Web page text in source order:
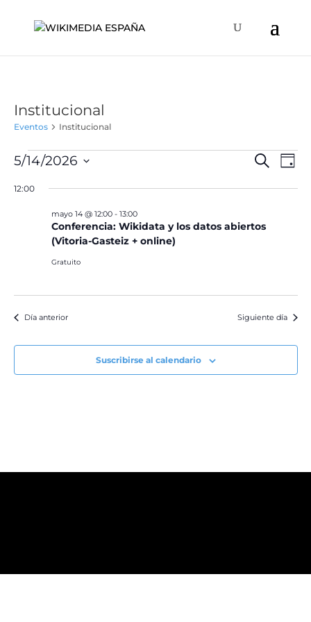
Institucional
Eventos Institucional
Eventos
mayo
2026
vistas
Buscar
de
Día
5/14/2026
la
12:00
Conferencia: Wikidata y los datos abiertos
(Vitoria-Gasteiz + online)
mayo 14 @ 12:00- 13:00
Gratuito
Día anterior Siguiente día
Suscribirse al calendario